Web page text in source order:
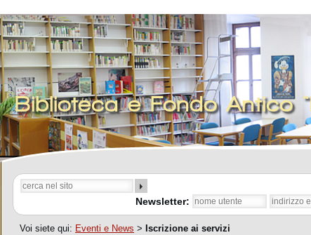
Biblioteca e Fondo Antico
Newsletter:
Voi siete qui: Eventi e News > Iscrizione ai servizi